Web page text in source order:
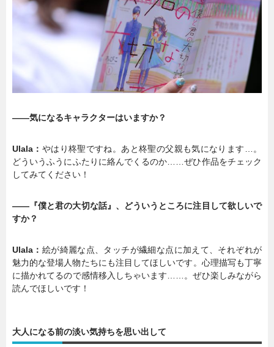
――気になるキャラクターはいますか？
Ulala： やはり柊聖ですね。あと柊聖の父親も気になります…。
どういうふうにふたりに絡んでくるのか……ぜひ作品をチェック
してみてください！
――『僕と君の大切な話』、どういうところに注目して欲しいで
すか？
Ulala： 絵が綺麗な点、タッチが繊細な点に加えて、それぞれが
魅力的な登場人物たちにも注目してほしいです。心理描写も丁寧
に描かれてるので感情移入しちゃいます……。ぜひ楽しみながら
読んでほしいです！
大人になる前の淡い気持ちを思い出して